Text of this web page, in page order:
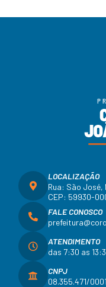
LOCALIZAÇÃO
Rua: São José,
CEP: 59930-
FALE CONOSCO
ATENDIMENTO
das 7:30 as
CNPJ
08.355.471/